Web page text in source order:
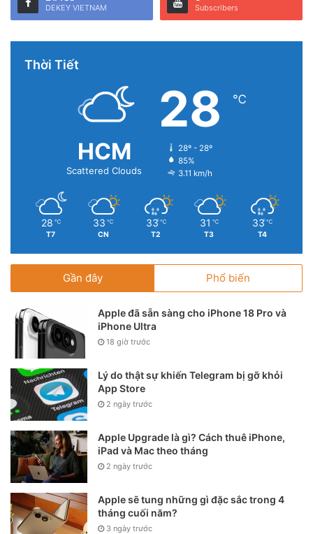
DEKEY VIETNAM Subscribers
Thời Tiết
HCM
Scattered Clouds
28 ℃
28º - 28º
85%
3.11 km/h
28 ℃
T7
33 ℃
CN
33 ℃
T2
31 ℃
T3
33 ℃
T4
Gần đây Phổ biến
Apple đã sẵn sàng cho iPhone 18 Pro và
iPhone Ultra
18 giờ trước
Lý do thật sự khiến Telegram bị gỡ khỏi
App Store
2 ngày trước
Apple Upgrade là gì? Cách thuê iPhone,
iPad và Mac theo tháng
2 ngày trước
Apple sẽ tung những gì đặc sắc trong 4
tháng cuối năm?
3 ngày trước